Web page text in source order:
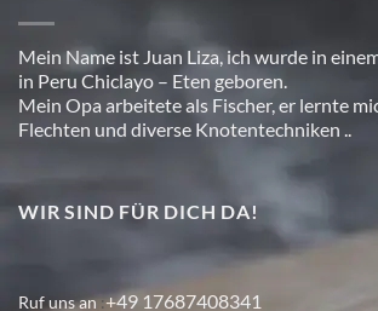
Mein Name ist Juan Liza, ich wurde in
in Peru Chiclayo – Eten geboren.
Mein Opa arbeitete als Fischer, er lernte
Flechten und diverse Knotentechniken ..
WIR SIND FÜR DICH DA!
Ruf uns an:+49 17687408341